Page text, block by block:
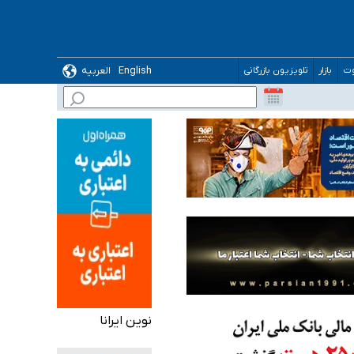
بازار تلویزیون بازرگانی English
العربیه
نوین ایرانا